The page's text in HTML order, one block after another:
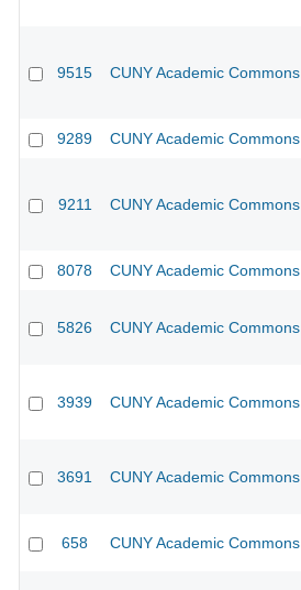
9515 CUNY Academic Commons
9289 CUNY Academic Commons
9211 CUNY Academic Commons
8078 CUNY Academic Commons
5826 CUNY Academic Commons
3939 CUNY Academic Commons
3691 CUNY Academic Commons
658 CUNY Academic Commons